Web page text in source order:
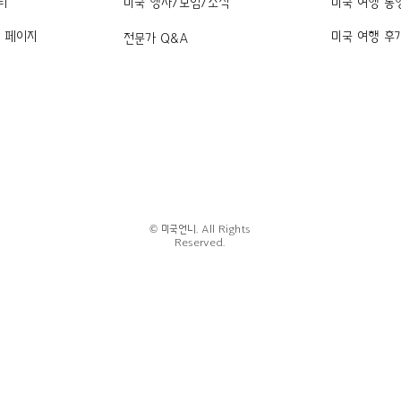
이지 전문가 Q&A 미국 여행 후기
© 미국언니. All Rights
Reserved.